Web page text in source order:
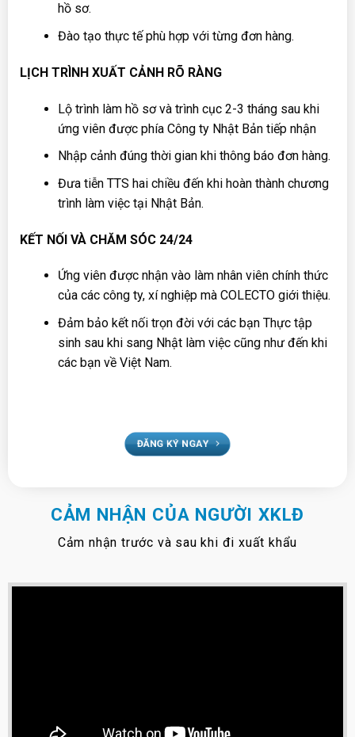
hồ sơ.
Đào tạo thực tế phù hợp với từng đơn hàng.
LỊCH TRÌNH XUẤT CẢNH RÕ RÀNG
Lộ trình làm hồ sơ và trình cục 2-3 tháng sau khi
ứng viên được phía Công ty Nhật Bản tiếp nhận
Nhập cảnh đúng thời gian khi thông báo đơn hàng.
Đưa tiễn TTS hai chiều đến khi hoàn thành chương
trình làm việc tại Nhật Bản.
KẾT NỐI VÀ CHĂM SÓC 24/24
Ứng viên được nhận vào làm nhân viên chính thức
của các công ty, xí nghiệp mà COLECTO giới thiệu.
Đảm bảo kết nối trọn đời với các bạn Thực tập
sinh sau khi sang Nhật làm việc cũng như đến khi
các bạn về Việt Nam.
ĐĂNG KÝ NGAY
CẢM NHẬN CỦA NGƯỜI XKLĐ
Cảm nhận trước và sau khi đi xuất khẩu